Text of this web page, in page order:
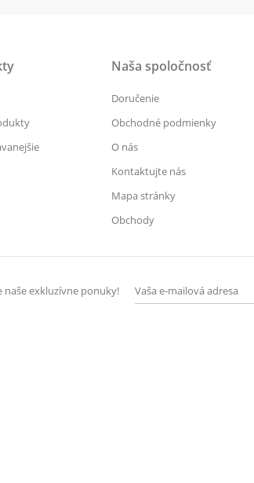
Naša spoločnosť
Doručenie
Obchodné podmienky
O nás
Kontaktujte nás
Mapa stránky
Obchody
naše exkluzívne ponuky!